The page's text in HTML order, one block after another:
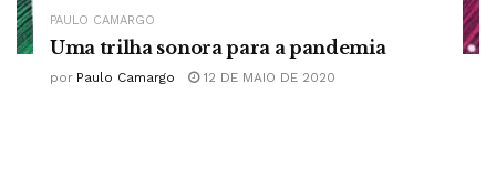
PAULO CAMARGO
Uma trilha sonora para a pandemia
por Paulo Camargo 12 DE MAIO DE 2020